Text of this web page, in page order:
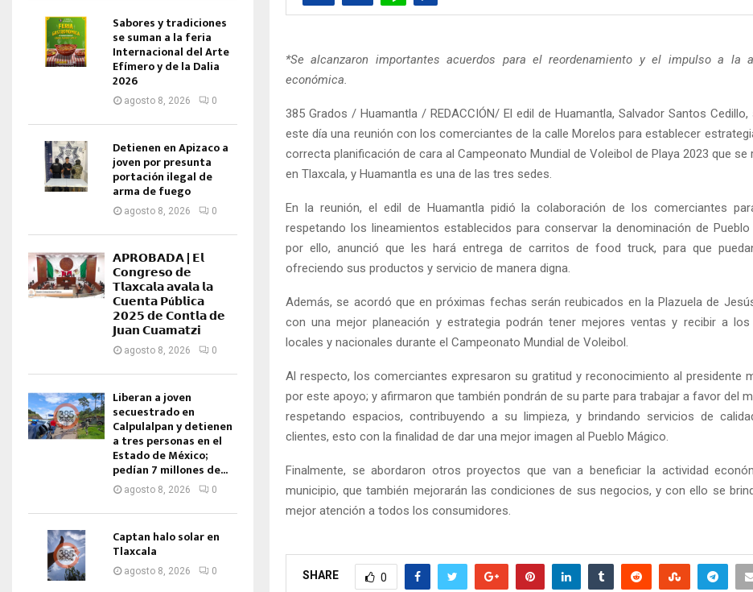
*Se alcanzaron importantes acuerdos para el reordenamiento y el impulso a la
económica.
385 Grados / Huamantla / REDACCIÓN/ El edil de Huamantla, Salvador Santos
este día una reunión con los comerciantes de la calle Morelos para establecer
correcta planificación de cara al Campeonato Mundial de Voleibol de Playa 2023 que se
en Tlaxcala, y Huamantla es una de las tres sedes.
En la reunión, el edil de Huamantla pidió la colaboración de los comerciantes
respetando los lineamientos establecidos para conservar la denominación de Pueblo
por ello, anunció que les hará entrega de carritos de food truck, para que
ofreciendo sus productos y servicio de manera digna.
Además, se acordó que en próximas fechas serán reubicados en la Plazuela de
con una mejor planeación y estrategia podrán tener mejores ventas y recibir a los
locales y nacionales durante el Campeonato Mundial de Voleibol.
Al respecto, los comerciantes expresaron su gratitud y reconocimiento al presidente
por este apoyo; y afirmaron que también pondrán de su parte para trabajar a favor del
respetando espacios, contribuyendo a su limpieza, y brindando servicios de
clientes, esto con la finalidad de dar una mejor imagen al Pueblo Mágico.
Finalmente, se abordaron otros proyectos que van a beneficiar la actividad
municipio, que también mejorarán las condiciones de sus negocios, y con ello se
mejor atención a todos los consumidores.
SHARE 0
Sabores y tradiciones
se suman a la feria
Internacional del Arte
Efímero y de la Dalia
2026
agosto 8, 2026 0
Detienen en Apizaco a
joven por presunta
portación ilegal de
arma de fuego
agosto 8, 2026 0
𝗔𝗣𝗥𝗢𝗕𝗔𝗗𝗔 | 𝗘𝗹
𝗖𝗼𝗻𝗴𝗿𝗲𝘀𝗼 𝗱𝗲
𝗧𝗹𝗮𝘅𝗰𝗮𝗹𝗮 𝗮𝘃𝗮𝗹𝗮 𝗹𝗮
𝗖𝘂𝗲𝗻𝘁𝗮 𝗣ú𝗯𝗹𝗶𝗰𝗮
𝟮𝟬𝟮𝟱 𝗱𝗲 𝗖𝗼𝗻𝘁𝗹𝗮 𝗱𝗲
𝗝𝘂𝗮𝗻 𝗖𝘂𝗮𝗺𝗮𝘁𝘇𝗶
agosto 8, 2026 0
Liberan a joven
secuestrado en
Calpulalpan y detienen
a tres personas en el
Estado de México;
pedían 7 millones de...
agosto 8, 2026 0
Captan halo solar en
Tlaxcala
agosto 8, 2026 0